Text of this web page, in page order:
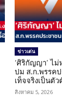
ข่าวเด่น
‘ศิริกัญญา’ ไ
ปม ส.ก.พรรค
เท็จจริงเป็นตั
สิงหาคม 5, 2026